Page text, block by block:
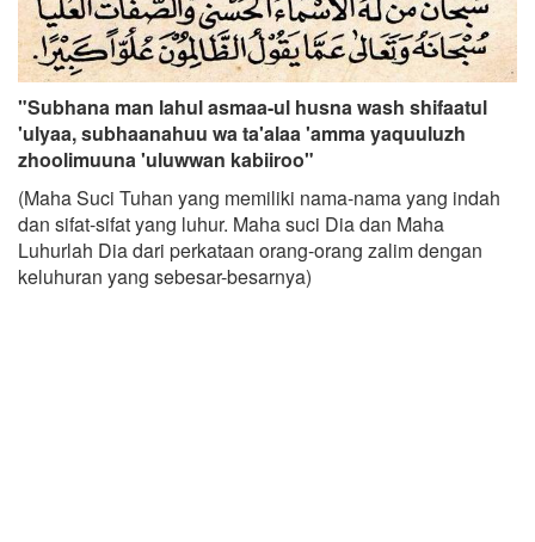
"Subhana man lahul asmaa-ul husna wash shifaatul
'ulyaa, subhaanahuu wa ta'alaa 'amma yaquuluzh
zhoolimuuna 'uluwwan kabiiroo"
(Maha Suci Tuhan yang memiliki nama-nama yang indah
dan sifat-sifat yang luhur. Maha suci Dia dan Maha
Luhurlah Dia dari perkataan orang-orang zalim dengan
keluhuran yang sebesar-besarnya)